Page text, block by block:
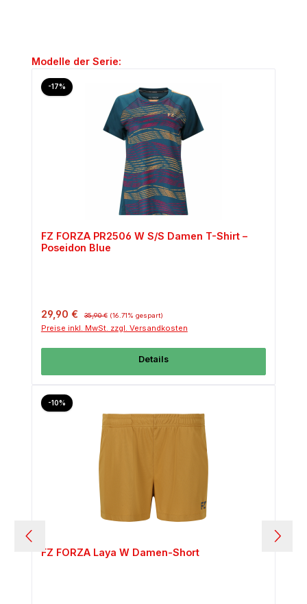
Produktgalerie überspringen
Modelle der Serie:
-17%Rabatt
FZ FORZA PR2506 W S/S Damen T-Shirt –
Poseidon Blue
Verkaufspreis:
29,90 € Regulärer Preis:
35,90 € (16.71% gespart)
Preise inkl. MwSt. zzgl. Versandkosten
Details
-10%Rabatt
FZ FORZA Laya W Damen-Short